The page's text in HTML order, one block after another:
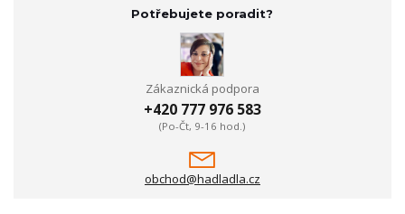
Potřebujete poradit?
Zákaznická podpora
+420 777 976 583
(Po-Čt, 9-16 hod.)
obchod@hadladla.cz